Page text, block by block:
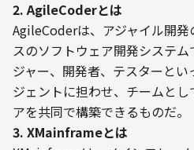
2. AgileCoderとは
AgileCoderは、アジャイル開
スのソフトウェア開発システ
ジャー、開発者、テスターと
ジェントに担わせ、チームと
アを共同で構築できるものだ。
3. XMainframeとは